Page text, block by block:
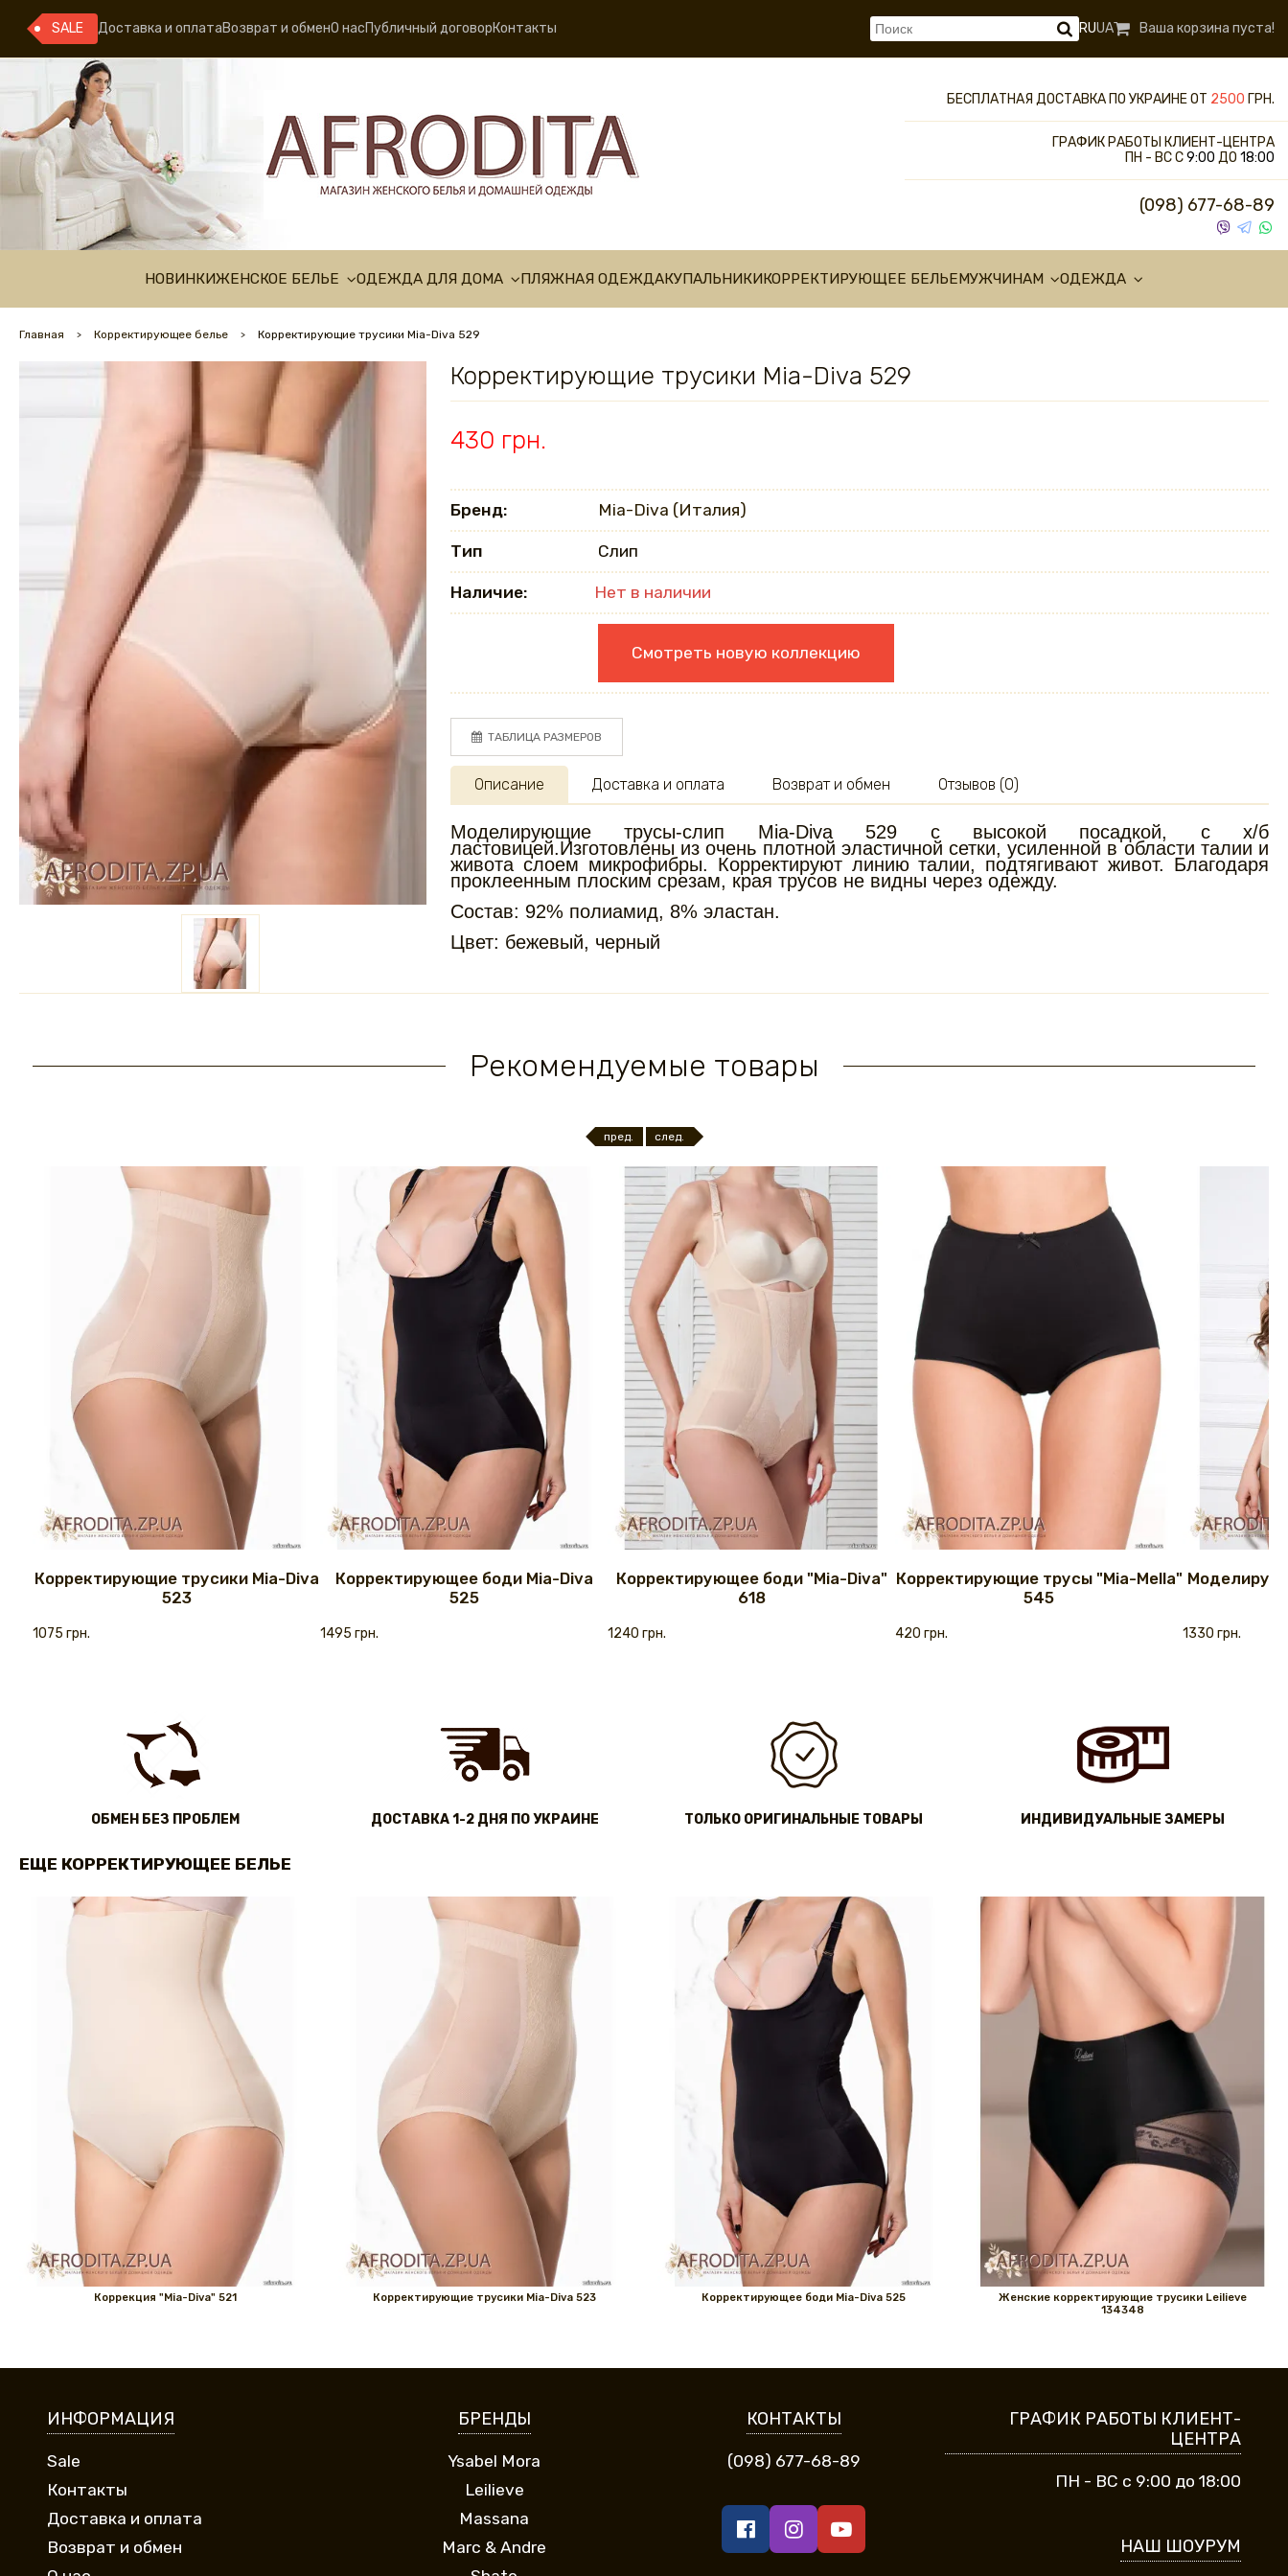
SALE Доставка и оплатаВозврат и обменО насПубличный договорКонтакты RUUA Ваша корзина пуста!
БЕСПЛАТНАЯ ДОСТАВКА ПО УКРАИНЕ ОТ 2500 ГРН.
ГРАФИК РАБОТЫ КЛИЕНТ-ЦЕНТРА
ПН - ВС С9:00 ДО 18:00
(098) 677-68-89
НОВИНКИЖЕНСКОЕ БЕЛЬЕ ОДЕЖДА ДЛЯ ДОМА ПЛЯЖНАЯ ОДЕЖДАКУПАЛЬНИКИКОРРЕКТИРУЮЩЕЕ БЕЛЬЕМУЖЧИНАМ ОДЕЖДА
Главная Корректирующее белье Корректирующие трусики Mia-Diva 529
Корректирующие трусики Mia-Diva 529
430 грн.
Бренд: Mia-Diva (Италия)
Тип Слип
Наличие: Нет в наличии
Смотреть новую коллекцию
ТАБЛИЦА РАЗМЕРОВ
Описание
Моделирующие трусы-слип Mia-Diva 529 с высокой посадкой, с х/б
ластовицей.Изготовлены из очень плотной эластичной сетки, усиленной в области талии и
живота слоем микрофибры. Корректируют линию талии, подтягивают живот. Благодаря
проклеенным плоским срезам, края трусов не видны через одежду.
Состав: 92% полиамид, 8% эластан.
Цвет: бежевый, черный
Доставка и оплата Возврат и обмен Отзывов (0)
Рекомендуемые товары
пред. след.
Корректирующие трусики Mia-Diva
523
1075 грн.
Корректирующее боди Mia-Diva
525
1495 грн.
Корректирующее боди "Mia-Diva"
618
1240 грн.
Корректирующие трусы "Mia-Mella"
545
420 грн. 1330 грн.
ОБМЕН БЕЗ ПРОБЛЕМ ДОСТАВКА 1-2 ДНЯ ПО УКРАИНЕ ТОЛЬКО ОРИГИНАЛЬНЫЕ ТОВАРЫ ИНДИВИДУАЛЬНЫЕ ЗАМЕРЫ
ЕЩЕ КОРРЕКТИРУЮЩЕЕ БЕЛЬЕ
Коррекция "Mia-Diva" 521 Корректирующие трусики Mia-Diva 523 Корректирующее боди Mia-Diva 525
Женские корректирующие трусики Leilieve
134348
ИНФОРМАЦИЯ
Sale
Контакты
Доставка и оплата
Возврат и обмен
БРЕНДЫ
Ysabel Mora
Leilieve
Massana
Marc & Andre
КОНТАКТЫ
(098) 677-68-89
ГРАФИК РАБОТЫ КЛИЕНТ-
ЦЕНТРА
ПН - ВС с 9:00 до 18:00
НАШ ШОУРУМ